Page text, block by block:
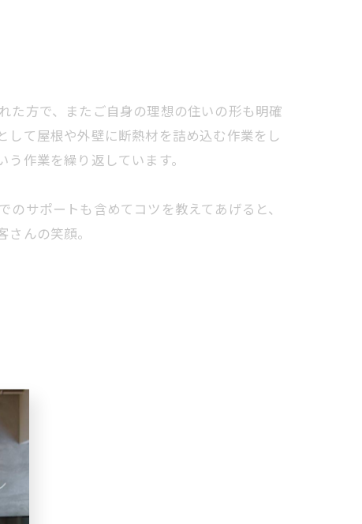
た方で、またご自身の理想の住いの形も明確
て屋根や外壁に断熱材を詰め込む作業をし
作業を繰り返しています。
サポートも含めてコツを教えてあげると、
んの笑顔。